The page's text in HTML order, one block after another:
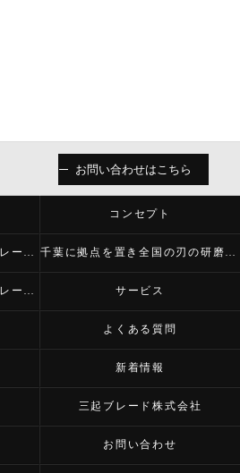
お問い合わせはこちら
コンセプト
千葉の研磨・再研磨「三起ブレード株式会社」について 千葉に拠点を置き全国の刃の研磨・再研磨をする「三起ブレード株式会社」が必要とされる理由
千葉の研磨・再研磨「三起ブレード株式会社」の内容について サービス
よくある質問
新着情報
三起ブレード株式会社
お問い合わせ